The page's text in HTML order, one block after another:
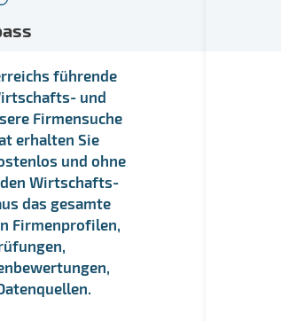
führende
und
Firmensuche
erhalten Sie
und ohne
Wirtschafts-
das gesamte
Firmenprofilen,